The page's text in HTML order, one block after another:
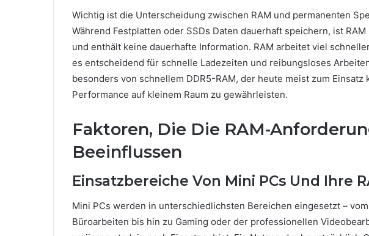
Wichtig ist die Unterscheidung zwischen RAM und permanenten
Während Festplatten oder SSDs Daten dauerhaft speichern, ist
und enthält keine dauerhafte Information. RAM arbeitet viel
es entscheidend für schnelle Ladezeiten und reibungsloses
besonders von schnellem DDR5-RAM, der heute meist zum Einsatz
Performance auf kleinem Raum zu gewährleisten.
Faktoren, Die Die RAM-
Beeinflussen
Einsatzbereiche Von Mini PCs Und Ihre
Mini PCs werden in unterschiedlichsten Bereichen eingesetzt –
Büroarbeiten bis hin zu Gaming oder der professionellen